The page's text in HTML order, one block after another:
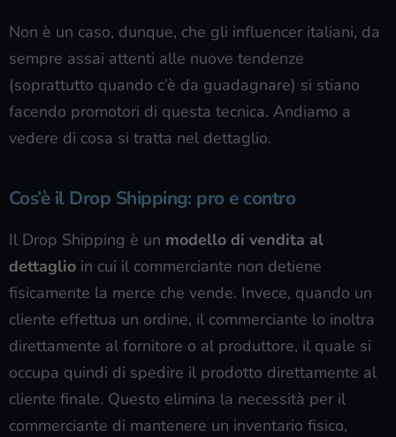
Non è un caso, dunque, che gli influencer italiani, da
sempre assai attenti alle nuove tendenze
(soprattutto quando c’è da guadagnare) si stiano
facendo promotori di questa tecnica. Andiamo a
vedere di cosa si tratta nel dettaglio.
Cos’è il Drop Shipping: pro e contro
Il Drop Shipping è un modello di vendita al
dettaglio in cui il commerciante non detiene
fisicamente la merce che vende. Invece, quando un
cliente effettua un ordine, il commerciante lo inoltra
direttamente al fornitore o al produttore, il quale si
occupa quindi di spedire il prodotto direttamente al
cliente finale. Questo elimina la necessità per il
commerciante di mantenere un inventario fisico,